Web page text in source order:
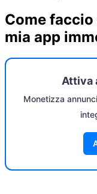
Come
mia app
Attiva
Monetizza